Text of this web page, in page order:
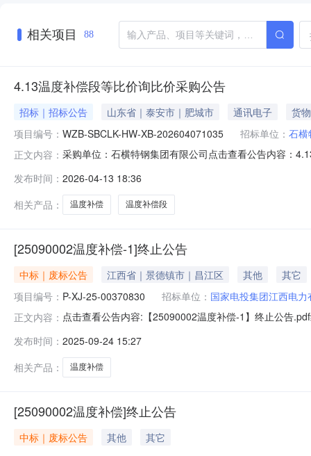
相关项目 88
4.13温度补偿段等比价询比价采购公告
招标｜招标公告 山东省｜泰安市｜肥城市 通讯电子
货物
项目编号： WZB-SBCLK-HW-XB-202604071035 招标单位： 石横
正文内容： 采购单位：石横特钢集团有限公司点击查看公告内容：
发布时间： 2026-04-13 18:36
相关产品：
温度补偿 温度补偿段
[25090002温度补偿-1]终止公告
中标｜废标公告 江西省｜景德镇市｜昌江区 其他
其它
项目编号： P-XJ-25-00370830 招标单位： 国家电投集团江西电
正文内容： 点击查看公告内容:【25090002温度补偿-1】终止公告
发布时间： 2025-09-24 15:27
相关产品：
温度补偿
[25090002温度补偿]终止公告
中标｜废标公告 其他
其它